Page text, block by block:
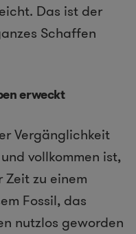
Das ist der
Schaffen
erweckt
Vergänglichkeit
vollkommen ist,
zu einem
Fossil, das
nutzlos geworden